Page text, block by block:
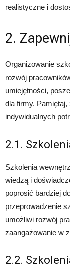
realistyczne i
2.
Organizowanie
rozwój
umiejętności,
dla firmy.
indywidualnych
2.1.
Szkolenia
wiedzą i
poprosić bardziej
przeprowadzenie
umożliwi rozwój
zaangażowanie w
2.2.